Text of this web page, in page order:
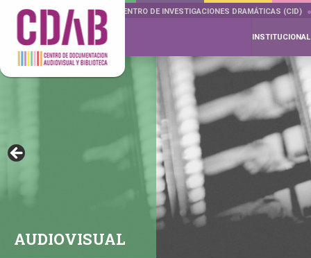
DOCUMENTA DRAMÁTICAS CENTRO DE INVESTIGACIONES DRAMÁTICAS (CID)
INSTITUCIONAL
AUDIOVISUAL